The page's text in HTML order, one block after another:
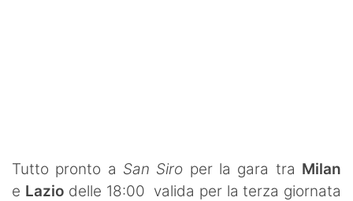
Contatti
Tutto pronto a San Siro per la gara tra Milan
e Lazio delle 18:00 valida per la terza giornata